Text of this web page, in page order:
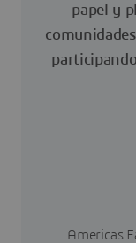
papel y
Americas